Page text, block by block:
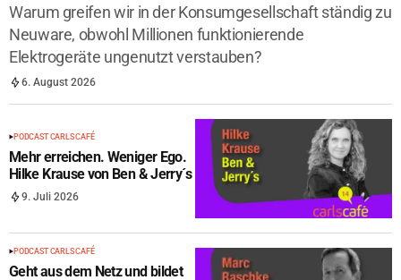
Warum greifen wir in der Konsumgesellschaft ständig zu
Neuware, obwohl Millionen funktionierende
Elektrogeräte ungenutzt verstauben?
6. August 2026
PODCAST CARLS CAFÉ
Mehr erreichen. Weniger Ego.
Hilke Krause von Ben & Jerry´s
9. Juli 2026
PODCAST CARLS CAFÉ
Geht aus dem Netz und bildet